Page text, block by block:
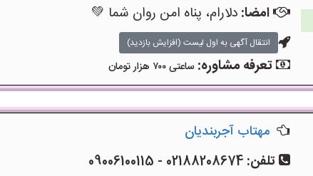
امضا: دلارام، پناه امن روان شما 💚
انتقال آگهی به اول لیست (افزایش بازدید)
تعرفه مشاوره:ساعتی ۷۰۰ هزار تومان
مهتاب آجربندیان
تلفن: 02188208674 - 09006100115